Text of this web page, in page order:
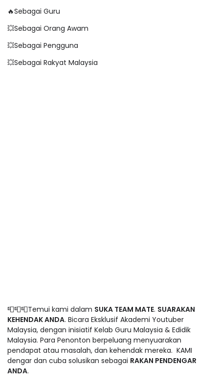
🔥Sebagai Guru
💥Sebagai Orang Awam
💥Sebagai Pengguna
💥Sebagai Rakyat Malaysia
📮📮📮Temui kami dalam SUKA TEAM MATE. SUARAKAN
KEHENDAK ANDA. Bicara Eksklusif Akademi Youtuber
Malaysia, dengan inisiatif Kelab Guru Malaysia & Edidik
Malaysia. Para Penonton berpeluang menyuarakan
pendapat atau masalah, dan kehendak mereka. KAMI
dengar dan cuba solusikan sebagai RAKAN PENDENGAR
ANDA.